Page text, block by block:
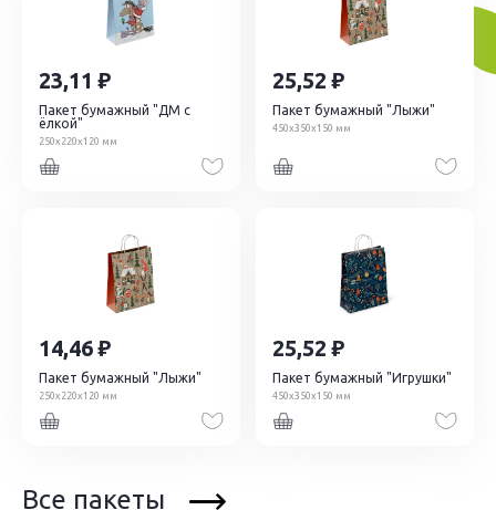
23,11
Пакет бумажный "ДМ с
ёлкой"
250х220х120 мм
25,52
Пакет бумажный "Лыжи"
450х350х150 мм
14,46
Пакет бумажный "Лыжи"
250х220х120 мм
25,52
Пакет бумажный "Игрушки"
450х350х150 мм
Все пакеты